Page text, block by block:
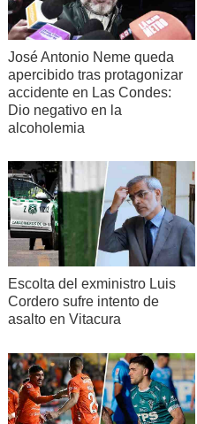
José Antonio Neme queda
apercibido tras protagonizar
accidente en Las Condes:
Dio negativo en la
alcoholemia
Escolta del exministro Luis
Cordero sufre intento de
asalto en Vitacura